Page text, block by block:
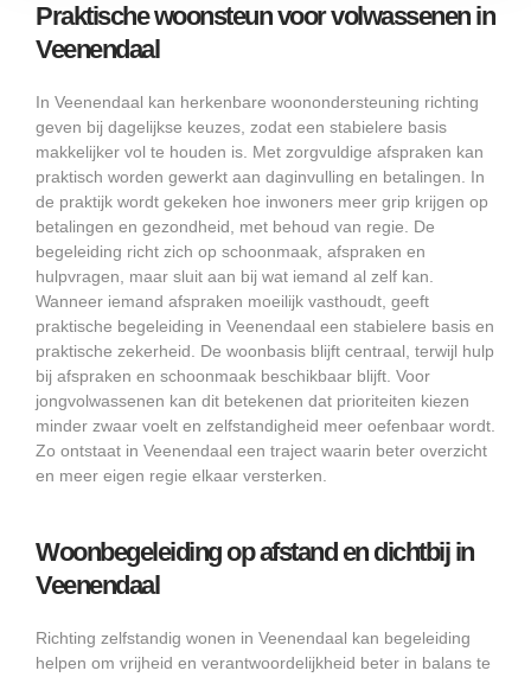
Praktische woonsteun voor volwassenen in
Veenendaal
In Veenendaal kan herkenbare woonondersteuning richting
geven bij dagelijkse keuzes, zodat een stabielere basis
makkelijker vol te houden is. Met zorgvuldige afspraken kan
praktisch worden gewerkt aan daginvulling en betalingen. In
de praktijk wordt gekeken hoe inwoners meer grip krijgen op
betalingen en gezondheid, met behoud van regie. De
begeleiding richt zich op schoonmaak, afspraken en
hulpvragen, maar sluit aan bij wat iemand al zelf kan.
Wanneer iemand afspraken moeilijk vasthoudt, geeft
praktische begeleiding in Veenendaal een stabielere basis en
praktische zekerheid. De woonbasis blijft centraal, terwijl hulp
bij afspraken en schoonmaak beschikbaar blijft. Voor
jongvolwassenen kan dit betekenen dat prioriteiten kiezen
minder zwaar voelt en zelfstandigheid meer oefenbaar wordt.
Zo ontstaat in Veenendaal een traject waarin beter overzicht
en meer eigen regie elkaar versterken.
Woonbegeleiding op afstand en dichtbij in
Veenendaal
Richting zelfstandig wonen in Veenendaal kan begeleiding
helpen om vrijheid en verantwoordelijkheid beter in balans te